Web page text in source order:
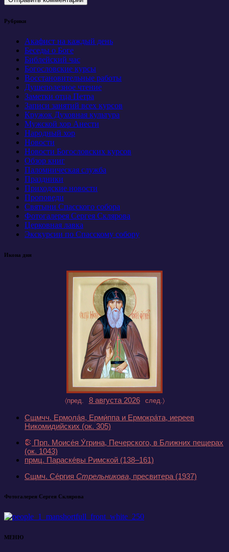
Рубрики
Акафист на каждый день
Беседы о Боге
Библейский час
Богословские курсы
Восстановительные работы
Душеполезное чтение
Заметки отца Петра
Записи занятий всех курсов
Кружок Духовная культура
Мужской хор Анести
Народный хор
Новости
Новости Богословских курсов
Обзор книг
Паломническая служба
Праздники
Приходские новости
Проповеди
Святыни Спасского собора
Фотогалерея Сергея Склярова
Церковная лавка
Экскурсии по Спасскому собору
Икона дня
〈пред. 8 августа 2026 след.〉
Сщмчч. Ермола́я, Ерми́ппа и Ермокра́та, иереев
Никомидийских (ок. 305)
Прп. Моисе́я У́грина, Печерского, в Ближних пещерах
(ок. 1043)
прмц. Параске́вы Римской (138–161)
Сщмч. Се́ргия Стрельникова, пресвитера (1937)
Фотогалерея Сергея Склярова
МЕНЮ